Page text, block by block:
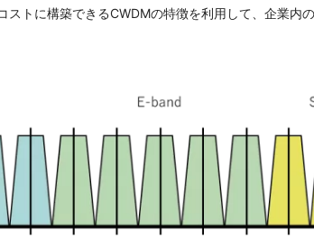
ストに構築できるCWDMの特徴を利用して、企業内